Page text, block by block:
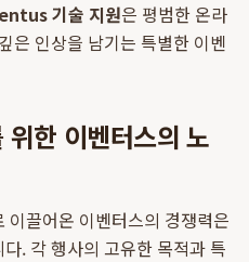
기술 지원은 평범한 온라
은 인상을 남기는 특별한 이벤
한 이벤터스의 노
이끌어온 이벤터스의 경쟁력은
. 각 행사의 고유한 목적과 특